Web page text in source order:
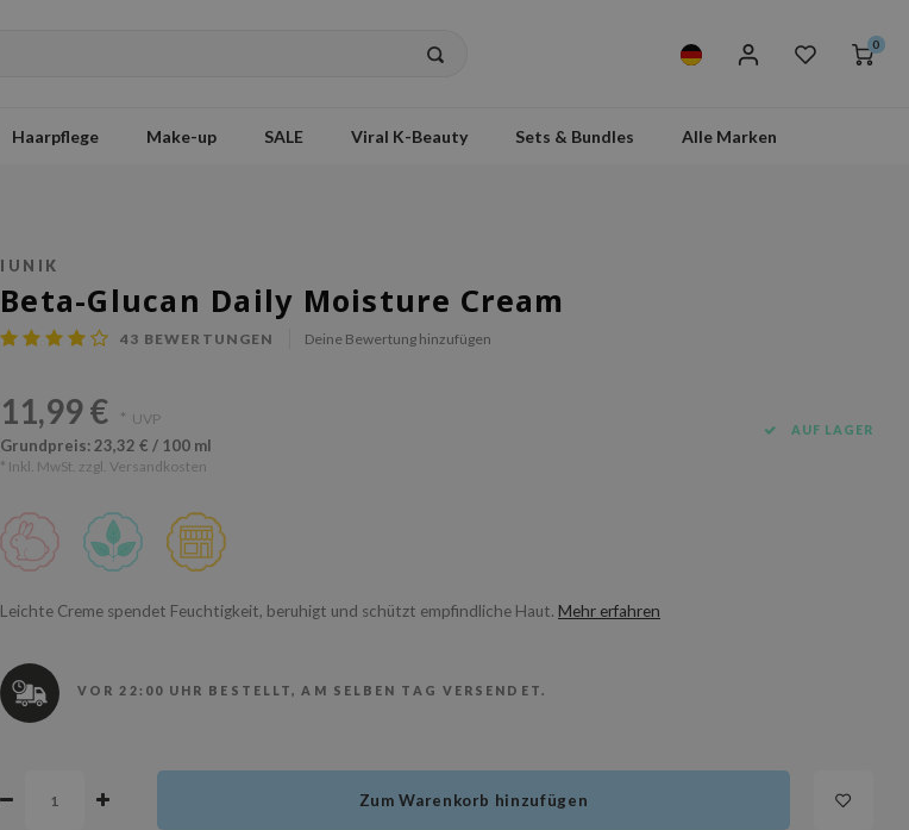
0
Haarpflege Make-up SALE Viral K-Beauty Sets & Bundles Alle Marken
IUNIK
Beta-Glucan Daily Moisture Cream
43 BEWERTUNGEN Deine Bewertung hinzufügen
11,99 € * UVP
Grundpreis: 23,32 € / 100 ml
* Inkl. MwSt. zzgl. Versandkosten
AUF LAGER
Leichte Creme spendet Feuchtigkeit, beruhigt und schützt empfindliche Haut. Mehr erfahren
VOR 22:00 UHR BESTELLT, AM SELBEN TAG VERSENDET.
Zum Warenkorb hinzufügen